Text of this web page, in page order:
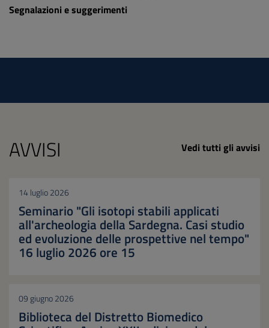
Segnalazioni e suggerimenti
AVVISI Vedi tutti gli avvisi
14 luglio 2026
Seminario "Gli isotopi stabili applicati
all'archeologia della Sardegna. Casi studio
ed evoluzione delle prospettive nel tempo"
16 luglio 2026 ore 15
09 giugno 2026
Biblioteca del Distretto Biomedico